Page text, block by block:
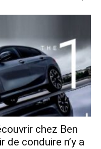
chez Ben
conduire n’y a